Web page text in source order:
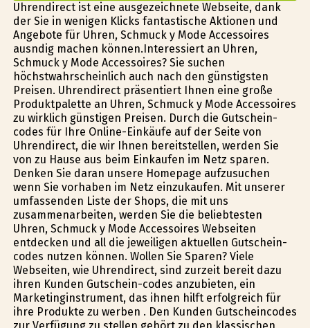
Uhrendirect ist eine ausgezeichnete Webseite, dank
der Sie in wenigen Klicks fantastische Aktionen und
Angebote für Uhren, Schmuck y Mode Accessoires
ausfindig machen können.Interessiert an Uhren,
Schmuck y Mode Accessoires? Sie suchen
höchstwahrscheinlich auch nach den günstigsten
Preisen. Uhrendirect präsentiert Ihnen eine große
Produktpalette an Uhren, Schmuck y Mode Accessoires
zu wirklich günstigen Preisen. Durch die Gutschein-
codes für Ihre Online-Einkäufe auf der Seite von
Uhrendirect, die wir Ihnen bereitstellen, werden Sie
von zu Hause aus beim Einkaufen im Netz sparen.
Denken Sie daran unsere Homepage aufzusuchen
wenn Sie vorhaben im Netz einzukaufen. Mit unserer
umfassenden Liste der Shops, die mit uns
zusammenarbeiten, werden Sie die beliebtesten
Uhren, Schmuck y Mode Accessoires Webseiten
entdecken und all die jeweiligen aktuellen Gutschein-
codes nutzen können. Wollen Sie Sparen? Viele
Webseiten, wie Uhrendirect, sind zurzeit bereit dazu
ihren Kunden Gutschein-codes anzubieten, ein
Marketinginstrument, das ihnen hilft erfolgreich für
ihre Produkte zu werben . Den Kunden Gutscheincodes